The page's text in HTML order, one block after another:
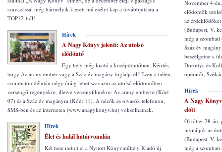
szavazással még bármelyik kiesett mű esélyt kap a továbbjutásra a
TOP12-ből!
Hírek
A Nagy Könyv jelenti: Az utolsó
elődöntő
Egy hely még kiadó a középdöntőben. Kérdés,
hogy Az arany ember vagy a Száz év magány foglalja el? Ezen a héten,
szombaton délután négy óráig lehet szavazni az utolsó elődöntőben
versengő regényekre, illetve versenyfilmekre: Az arany emberre (Kód:
07) és a Száz év magányra (Kód: 11). A nézők és olvasók telefonon,
SMS-ben és az interneten (www.anagykonyv.hu) voksolhatnak.
Hírek
Élet és halál határvonalán
Két hete indult el a Nyitott Könyvműhely Kiadó új
November 4-
elődöntők
az
(Budapest, V.
még a szombati
Száz év
beszélgetne a
Dorottya és
operatőr,
Hírek
A Nagy
előtt
Október 28-án,
invitáljuk az
(Budapest, V.
még a